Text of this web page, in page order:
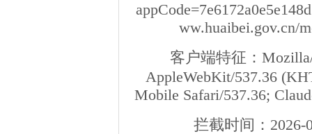
ww.huaibei.gov.cn/
客户端特征：
AppleWebKit/537.36
Mobile Safari/537.36;
拦截时间： 2026-